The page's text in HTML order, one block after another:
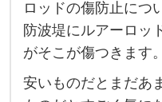
ロ
ッ
の
ロッドの傷防止につ
防波堤にルアーロッ
がそこが傷つきます。
安いものだとまだあ